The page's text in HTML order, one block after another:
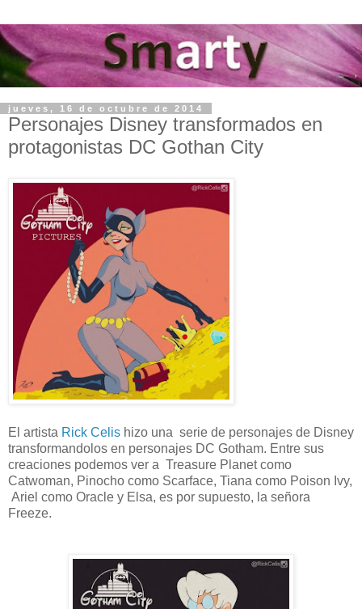
jueves, 16 de octubre de 2014
Personajes Disney transformados en
protagonistas DC Gothan City
El artista Rick Celis hizo una serie de personajes de Disney
transformandolos en personajes DC Gotham. Entre sus
creaciones podemos ver a Treasure Planet como
Catwoman, Pinocho como Scarface, Tiana como Poison Ivy,
Ariel como Oracle y Elsa, es por supuesto, la señora
Freeze.